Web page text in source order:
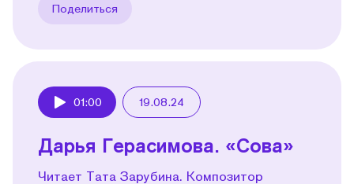
Поделиться
01:00 19.08.24
Дарья Герасимова. «Сова»
Читает Тата Зарубина. Композитор